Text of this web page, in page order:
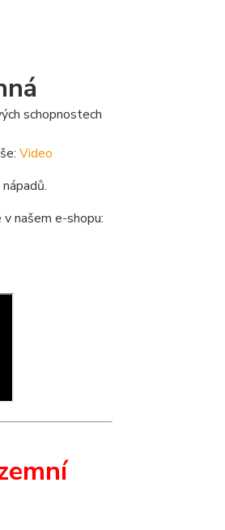
schopnostech
Video
našem e-shopu: